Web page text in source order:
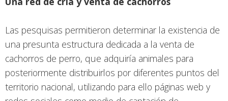
Las pesquisas permitieron determinar la existencia de
una presunta estructura dedicada a la venta de
cachorros de perro, que adquiría animales para
posteriormente distribuirlos por diferentes puntos del
territorio nacional, utilizando para ello páginas web y